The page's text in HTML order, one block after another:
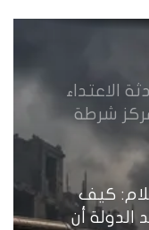
الاعتداء
شرطة
العراقية
واستعادة
كيف
الدولة أن